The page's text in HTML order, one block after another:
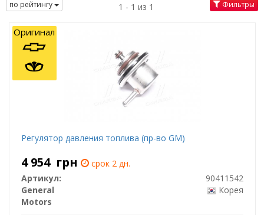
по рейтингу 1 - 1 из 1 Фильтры
Регулятор давления топлива (пр-во GM)
4 954 грн
срок 2 дн.
Артикул:
90411542
General
Motors
Корея
Оригинал